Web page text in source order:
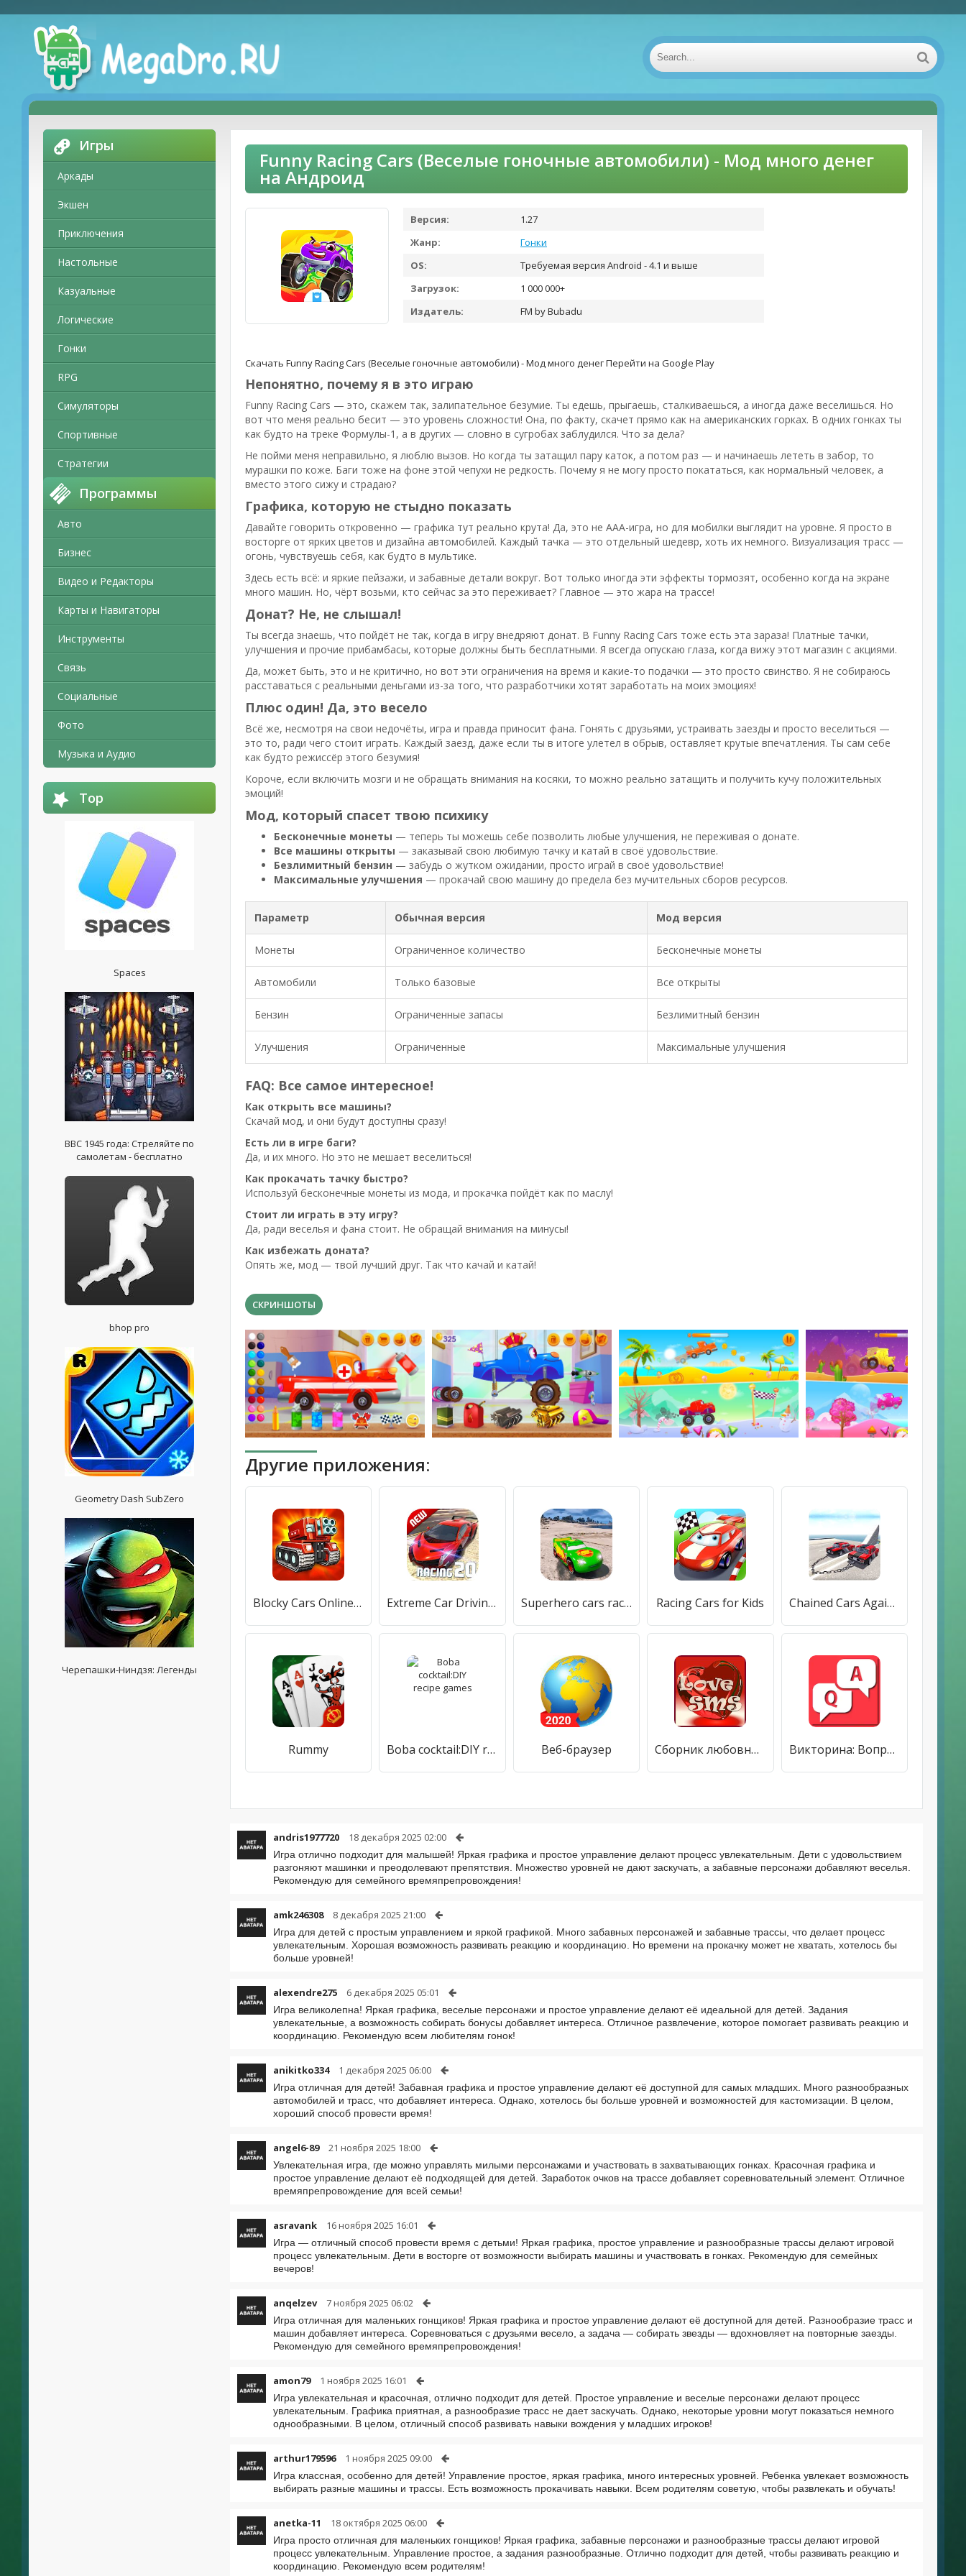
Игры
Аркады
Экшен
Приключения
Настольные
Казуальные
Логические
Гонки
RPG
Симуляторы
Спортивные
Стратегии
Программы
Авто
Бизнес
Видео и Редакторы
Карты и Навигаторы
Инструменты
Связь
Социальные
Фото
Музыка и Аудио
Top
Spaces
ВВС 1945 года: Стреляйте по
самолетам - бесплатно
bhop pro
Geometry Dash SubZero
Черепашки-Ниндзя: Легенды
Funny Racing Cars (Веселые гоночные автомобили) - Мод много денег
на Андроид
Версия:
1.27
Жанр:
Гонки
OS:
Требуемая версия Android - 4.1 и выше
Загрузок:
1 000 000+
Издатель:
FM by Bubadu
Скачать Funny Racing Cars (Веселые гоночные автомобили) - Мод много денегПерейти на Google Play
Непонятно, почему я в это играю
Funny Racing Cars — это, скажем так, залипательное безумие. Ты едешь, прыгаешь, сталкиваешься, а иногда даже веселишься. Но
вот что меня реально бесит — это уровень сложности! Она, по факту, скачет прямо как на американских горках. В одних гонках ты
как будто на треке Формулы-1, а в других — словно в сугробах заблудился. Что за дела?
Не пойми меня неправильно, я люблю вызов. Но когда ты затащил пару каток, а потом раз — и начинаешь лететь в забор, то
мурашки по коже. Баги тоже на фоне этой чепухи не редкость. Почему я не могу просто покататься, как нормальный человек, а
вместо этого сижу и страдаю?
Графика, которую не стыдно показать
Давайте говорить откровенно — графика тут реально крута! Да, это не AAA-игра, но для мобилки выглядит на уровне. Я просто в
восторге от ярких цветов и дизайна автомобилей. Каждый тачка — это отдельный шедевр, хоть их немного. Визуализация трасс —
огонь, чувствуешь себя, как будто в мультике.
Здесь есть всё: и яркие пейзажи, и забавные детали вокруг. Вот только иногда эти эффекты тормозят, особенно когда на экране
много машин. Но, чёрт возьми, кто сейчас за это переживает? Главное — это жара на трассе!
Донат? Не, не слышал!
Ты всегда знаешь, что пойдёт не так, когда в игру внедряют донат. В Funny Racing Cars тоже есть эта зараза! Платные тачки,
улучшения и прочие прибамбасы, которые должны быть бесплатными. Я всегда опускаю глаза, когда вижу этот магазин с акциями.
Да, может быть, это и не критично, но вот эти ограничения на время и какие-то подачки — это просто свинство. Я не собираюсь
расставаться с реальными деньгами из-за того, что разработчики хотят заработать на моих эмоциях!
Плюс один! Да, это весело
Всё же, несмотря на свои недочёты, игра и правда приносит фана. Гонять с друзьями, устраивать заезды и просто веселиться —
это то, ради чего стоит играть. Каждый заезд, даже если ты в итоге улетел в обрыв, оставляет крутые впечатления. Ты сам себе
как будто режиссёр этого безумия!
Короче, если включить мозги и не обращать внимания на косяки, то можно реально затащить и получить кучу положительных
эмоций!
Мод, который спасет твою психику
Бесконечные монеты — теперь ты можешь себе позволить любые улучшения, не переживая о донате.
Все машины открыты — заказывай свою любимую тачку и катай в своё удовольствие.
Безлимитный бензин — забудь о жутком ожидании, просто играй в своё удовольствие!
Максимальные улучшения — прокачай свою машину до предела без мучительных сборов ресурсов.
Параметр Обычная версия Мод версия
Монеты Ограниченное количество Бесконечные монеты
Автомобили Только базовые Все открыты
Бензин Ограниченные запасы Безлимитный бензин
Улучшения Ограниченные Максимальные улучшения
FAQ: Все самое интересное!
Как открыть все машины?
Скачай мод, и они будут доступны сразу!
Есть ли в игре баги?
Да, и их много. Но это не мешает веселиться!
Как прокачать тачку быстро?
Используй бесконечные монеты из мода, и прокачка пойдёт как по маслу!
Стоит ли играть в эту игру?
Да, ради веселья и фана стоит. Не обращай внимания на минусы!
Как избежать доната?
Опять же, мод — твой лучший друг. Так что качай и катай!
СКРИНШОТЫ
Другие приложения:
Blocky Cars Online - бои на машинах, бои танков Extreme Car Driving Simulator 2021: The cars game Superhero cars racing Racing Cars for Kids Chained Cars Against Ramp 3D - Free Racing Game
Rummy Boba cocktail:DIY recipe games Веб-браузер Сборник любовных сообщений. Открытки + обои. Викторина: Вопросы/Ответы
andris1977720 18 декабря 2025 02:00
Игра отлично подходит для малышей! Яркая графика и простое управление делают процесс увлекательным. Дети с удовольствием
разгоняют машинки и преодолевают препятствия. Множество уровней не дают заскучать, а забавные персонажи добавляют веселья.
Рекомендую для семейного времяпрепровождения!
amk246308 8 декабря 2025 21:00
Игра для детей с простым управлением и яркой графикой. Много забавных персонажей и забавные трассы, что делает процесс
увлекательным. Хорошая возможность развивать реакцию и координацию. Но времени на прокачку может не хватать, хотелось бы
больше уровней!
alexendre275 6 декабря 2025 05:01
Игра великолепна! Яркая графика, веселые персонажи и простое управление делают её идеальной для детей. Задания
увлекательные, а возможность собирать бонусы добавляет интереса. Отличное развлечение, которое помогает развивать реакцию и
координацию. Рекомендую всем любителям гонок!
anikitko334 1 декабря 2025 06:00
Игра отличная для детей! Забавная графика и простое управление делают её доступной для самых младших. Много разнообразных
автомобилей и трасс, что добавляет интереса. Однако, хотелось бы больше уровней и возможностей для кастомизации. В целом,
хороший способ провести время!
angel6-89 21 ноября 2025 18:00
Увлекательная игра, где можно управлять милыми персонажами и участвовать в захватывающих гонках. Красочная графика и
простое управление делают её подходящей для детей. Заработок очков на трассе добавляет соревновательный элемент. Отличное
времяпрепровождение для всей семьи!
asravank 16 ноября 2025 16:01
Игра — отличный способ провести время с детьми! Яркая графика, простое управление и разнообразные трассы делают игровой
процесс увлекательным. Дети в восторге от возможности выбирать машины и участвовать в гонках. Рекомендую для семейных
вечеров!
anqelzev 7 ноября 2025 06:02
Игра отличная для маленьких гонщиков! Яркая графика и простое управление делают её доступной для детей. Разнообразие трасс и
машин добавляет интереса. Соревноваться с друзьями весело, а задача — собирать звезды — вдохновляет на повторные заезды.
Рекомендую для семейного времяпрепровождения!
amon79 1 ноября 2025 16:01
Игра увлекательная и красочная, отлично подходит для детей. Простое управление и веселые персонажи делают процесс
увлекательным. Графика приятная, а разнообразие трасс не дает заскучать. Однако, некоторые уровни могут показаться немного
однообразными. В целом, отличный способ развивать навыки вождения у младших игроков!
arthur179596 1 ноября 2025 09:00
Игра классная, особенно для детей! Управление простое, яркая графика, много интересных уровней. Ребенка увлекает возможность
выбирать разные машины и трассы. Есть возможность прокачивать навыки. Всем родителям советую, чтобы развлекать и обучать!
anetka-11 18 октября 2025 06:00
Игра просто отличная для маленьких гонщиков! Яркая графика, забавные персонажи и разнообразные трассы делают игровой
процесс увлекательным. Управление простое, а задания разнообразные. Отлично подходит для детей, чтобы развивать реакцию и
координацию. Рекомендую всем родителям!